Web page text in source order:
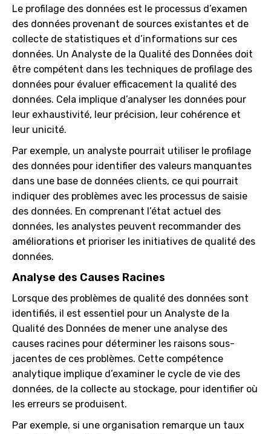
Le profilage des données est le processus d’examen
des données provenant de sources existantes et de
collecte de statistiques et d’informations sur ces
données. Un Analyste de la Qualité des Données doit
être compétent dans les techniques de profilage des
données pour évaluer efficacement la qualité des
données. Cela implique d’analyser les données pour
leur exhaustivité, leur précision, leur cohérence et
leur unicité.
Par exemple, un analyste pourrait utiliser le profilage
des données pour identifier des valeurs manquantes
dans une base de données clients, ce qui pourrait
indiquer des problèmes avec les processus de saisie
des données. En comprenant l’état actuel des
données, les analystes peuvent recommander des
améliorations et prioriser les initiatives de qualité des
données.
Analyse des Causes Racines
Lorsque des problèmes de qualité des données sont
identifiés, il est essentiel pour un Analyste de la
Qualité des Données de mener une analyse des
causes racines pour déterminer les raisons sous-
jacentes de ces problèmes. Cette compétence
analytique implique d’examiner le cycle de vie des
données, de la collecte au stockage, pour identifier où
les erreurs se produisent.
Par exemple, si une organisation remarque un taux